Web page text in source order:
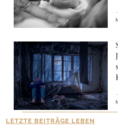
LETZTE BEITRÄGE LEBEN